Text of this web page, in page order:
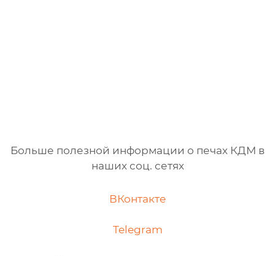
Больше полезной информации о печах КДМ в
наших соц. сетях
ВКонтакте
Telegram